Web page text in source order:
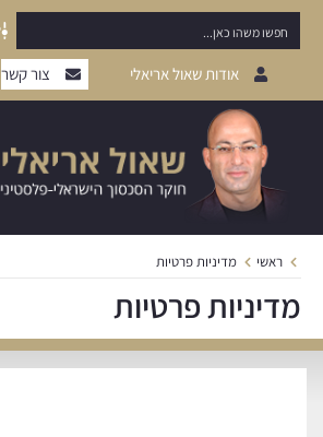
אודות שאול אריאלי צור קשר
ראשי מדיניות פרטיות
מדיניות פרטיות